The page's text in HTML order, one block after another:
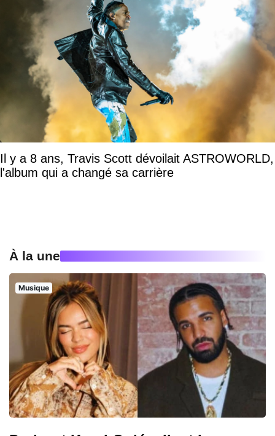
Il y a 8 ans, Travis Scott dévoilait ASTROWORLD,
l'album qui a changé sa carrière
À la une
Musique